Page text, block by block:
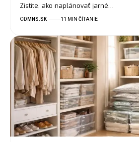
Zistite, ako naplánovať jarné…
OD MNS.SK 11 MIN ČÍTANIE